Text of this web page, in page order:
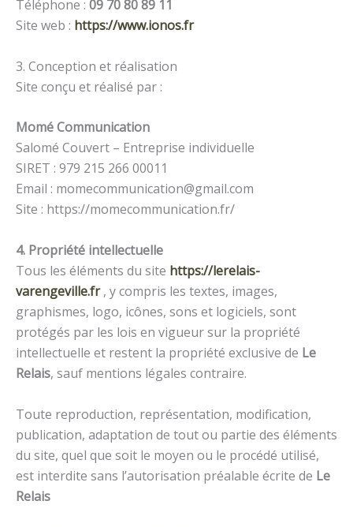
Téléphone : 09 70 80 89 11
Site web : https://www.ionos.fr
3. Conception et réalisation
Site conçu et réalisé par :
Momé Communication
Salomé Couvert – Entreprise individuelle
SIRET : 979 215 266 00011
Email : momecommunication@gmail.com
Site : https://momecommunication.fr/
4. Propriété intellectuelle
Tous les éléments du site https://lerelais-
varengeville.fr, y compris les textes, images,
graphismes, logo, icônes, sons et logiciels, sont
protégés par les lois en vigueur sur la propriété
intellectuelle et restent la propriété exclusive de Le
Relais, sauf mentions légales contraire.
Toute reproduction, représentation, modification,
publication, adaptation de tout ou partie des éléments
du site, quel que soit le moyen ou le procédé utilisé,
est interdite sans l’autorisation préalable écrite de Le
Relais